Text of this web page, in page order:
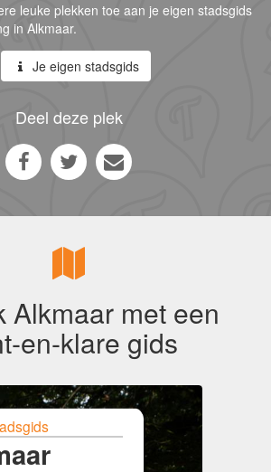
leuke plekken toe aan je eigen stadsgids
in Alkmaar.
Je eigen stadsgids
Deel deze plek
Alkmaar met een
en-klare gids